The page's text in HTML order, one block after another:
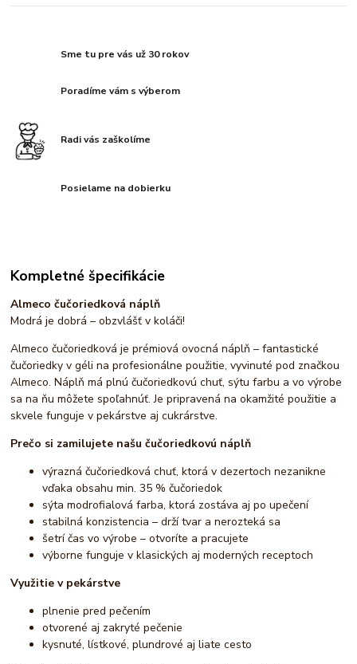
Sme tu pre vás už 30 rokov
Poradíme vám s výberom
Radi vás zaškolíme
Posielame na dobierku
Kompletné špecifikácie
Almeco čučoriedková náplň
Modrá je dobrá – obzvlášť v koláči!
Almeco čučoriedková je prémiová ovocná náplň – fantastické
čučoriedky v géli na profesionálne použitie, vyvinuté pod značkou
Almeco. Náplň má plnú čučoriedkovú chuť, sýtu farbu a vo výrobe
sa na ňu môžete spoľahnúť. Je pripravená na okamžité použitie a
skvele funguje v pekárstve aj cukrárstve.
Prečo si zamilujete našu čučoriedkovú náplň
výrazná čučoriedková chuť, ktorá v dezertoch nezanikne
vďaka obsahu min. 35 % čučoriedok
sýta modrofialová farba, ktorá zostáva aj po upečení
stabilná konzistencia – drží tvar a nerozteká sa
šetrí čas vo výrobe – otvoríte a pracujete
výborne funguje v klasických aj moderných receptoch
Využitie v pekárstve
plnenie pred pečením
otvorené aj zakryté pečenie
kysnuté, lístkové, plundrové aj liate cesto